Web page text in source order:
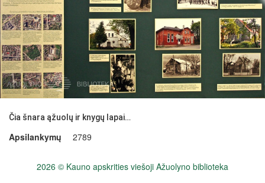
Čia šnara ąžuolų ir knygų lapai…
Apsilankymų 2789
2026 © Kauno apskrities viešoji Ažuolyno biblioteka